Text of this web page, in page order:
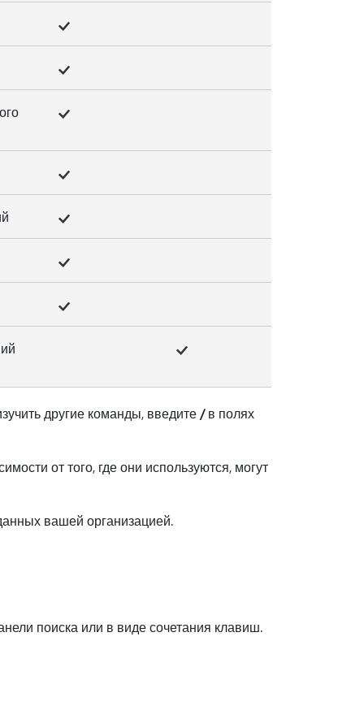
другие команды, введите /в полях
от того, где они используются, могут
вашей организацией.
поиска или в виде сочетания клавиш.